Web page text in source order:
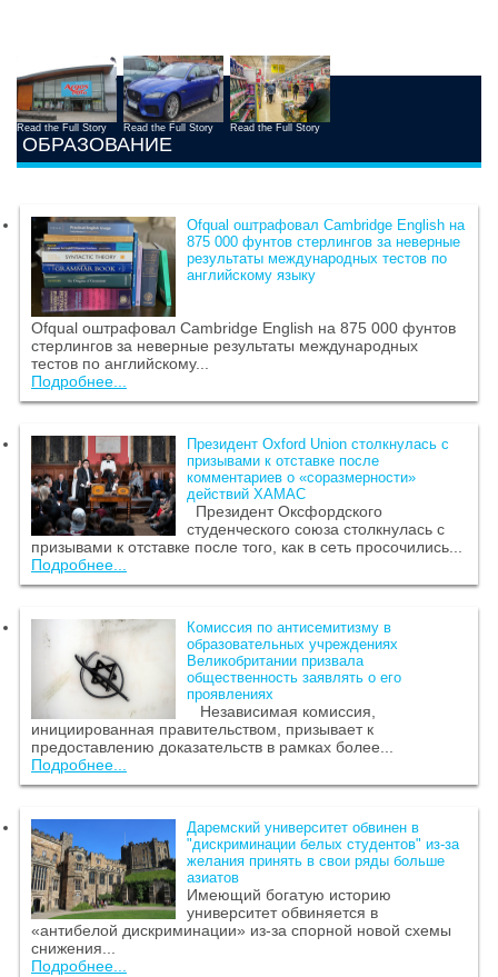
Read the Full Story Read the Full Story Read the Full Story
ОБРАЗОВАНИЕ
Ofqual оштрафовал Cambridge English на
875 000 фунтов стерлингов за неверные
результаты международных тестов по
английскому языку
Ofqual оштрафовал Cambridge English на 875 000 фунтов
стерлингов за неверные результаты международных
тестов по английскому...
Подробнее...
Президент Oxford Union столкнулась с
призывами к отставке после
комментариев о «соразмерности»
действий ХАМАС
Президент Оксфордского
студенческого союза столкнулась с
призывами к отставке после того, как в сеть просочились...
Подробнее...
Комиссия по антисемитизму в
образовательных учреждениях
Великобритании призвала
общественность заявлять о его
проявлениях
Независимая комиссия,
инициированная правительством, призывает к
предоставлению доказательств в рамках более...
Подробнее...
Даремский университет обвинен в
"дискриминации белых студентов" из-за
желания принять в свои ряды больше
азиатов
Имеющий богатую историю
университет обвиняется в
«антибелой дискриминации» из-за спорной новой схемы
снижения...
Подробнее...